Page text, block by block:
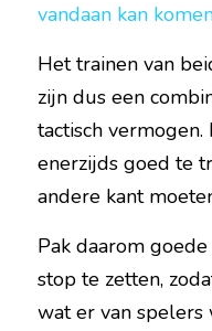
vandaan kan
Het trainen van
zijn dus een
tactisch
enerzijds goed te
andere kant
Pak daarom
stop te zetten,
wat er van